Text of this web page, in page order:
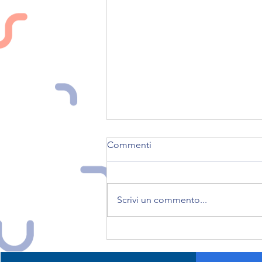
Seguici su nostri social
Commenti
Scrivi un commento...